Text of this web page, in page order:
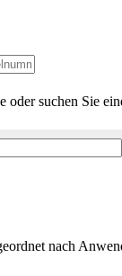
oder suchen Sie
nach